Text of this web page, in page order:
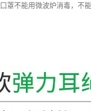
罩不能用微波炉消毒，不能